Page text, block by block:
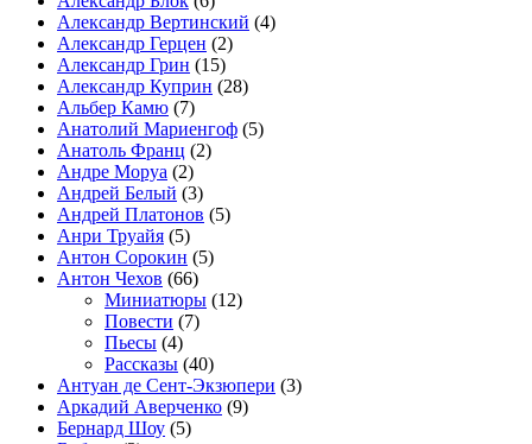
Александр Вертинский (4)
Александр Герцен (2)
Александр Грин (15)
Александр Куприн (28)
Альбер Камю (7)
Анатолий Мариенгоф (5)
Анатоль Франц (2)
Андре Моруа (2)
Андрей Белый (3)
Андрей Платонов (5)
Анри Труайя (5)
Антон Сорокин (5)
Антон Чехов (66)
Миниатюры (12)
Повести (7)
Пьесы (4)
Рассказы (40)
Антуан де Сент-Экзюпери (3)
Аркадий Аверченко (9)
Бернард Шоу (5)